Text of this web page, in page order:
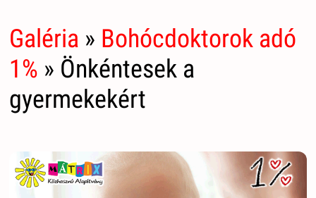
Galéria » Bohócdoktorok adó
1% » Önkéntesek a
gyermekekért